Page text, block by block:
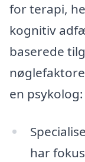
for terapi,
kognitiv
baserede
en psykolog:
har